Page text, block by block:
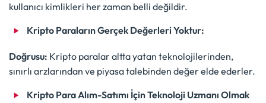
kullanıcı kimlikleri her zaman belli değildir.
Kripto Paraların Gerçek Değerleri Yoktur:
Doğrusu: Kripto paralar altta yatan teknolojilerinden,
sınırlı arzlarından ve piyasa talebinden değer elde ederler.
Kripto Para Alım-Satımı İçin Teknoloji Uzmanı Olmak